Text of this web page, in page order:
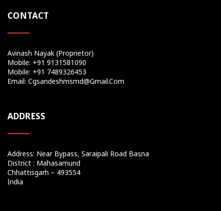
CONTACT
Avinash Nayak (Proprietor)
Mobile: +91 9131581090
Mobile: +91 7489326453
Email: Cgsandeshmsmd@gmail.com
ADDRESS
Address: Near Bypass, Saraipali Road Basna
District : Mahasamund
Chhattisgarh – 493554
India